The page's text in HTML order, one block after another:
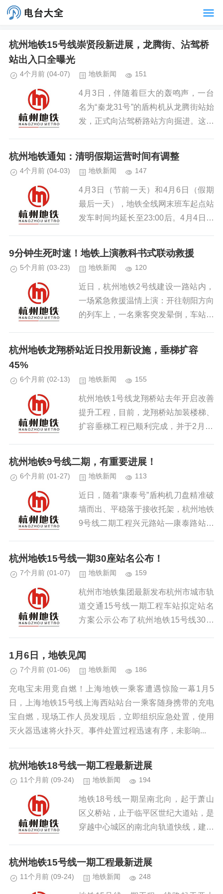
杭州地铁15号线崇贤段新进展，龙腾街、沾驾桥
站出入口全曝光
4个月前 (04-07) 地铁新闻 151
4月3日，伴随着巨大的轰鸣声，一台
名为“秦龙31号”的盾构机从龙腾街站始
发，正式向沾驾桥路站方向掘进。这不
坚阶段，距离我们坐上地铁穿...
杭州地铁通知：清明假期运营时间有调整
4个月前 (04-03) 地铁新闻 147
4月3日（节前一天）和4月6日（假期
最后一天），地铁全线网末班车起点站
发车时间均延长至23:00后。4月4日、
9分钟生死时速！地铁上演教科书式联动救援
5个月前 (03-23) 地铁新闻 120
近日，杭州地铁2号线建设一路站内，
一场紧急救援温情上演：开往朝阳方向
的列车上，一名乘客突发晕倒，车站工
诠释了“地铁速度”与“民生温度...
杭州地铁龙翔桥站近日投用新设施，垂梯扩容
45%
6个月前 (02-13) 地铁新闻 155
杭州地铁1号线龙翔桥站去年开启改善
提升工程，目前，龙翔桥站加装楼梯、
扩容垂梯工程已顺利完成，并于2月12
中，预计2026年3月完成...
杭州地铁9号线二期，有重要进展！
6个月前 (01-27) 地铁新闻 113
近日，随着“康泰号”盾构机刀盘精准破
墙而出、平稳落于接收托架，杭州地铁
9号线二期工程兴元路站—康泰路站区
铁四期建设工程中首条全线“...
杭州地铁15号线一期30座站名公布！
7个月前 (01-07) 地铁新闻 159
杭州市地铁集团最新发布杭州市城市轨
道交通15号线一期工程车站拟定站名
方案公示公布了杭州地铁15号线30座
1月6日，地铁见闻
7个月前 (01-06) 地铁新闻 186
充电宝未用竟自燃！上海地铁一乘客遭遇惊险一幕1月5
日，上海地铁15号线上海西站站台一乘客随身携带的充电
宝自燃，现场工作人员发现后，立即组织应急处置，使用
灭火器迅速将火扑灭。事件处置过程迅速有序，未影响...
杭州地铁18号线一期工程最新进展
11个月前 (09-24) 地铁新闻 194
地铁18号线一期呈南北向，起于萧山
区义桥站，止于临平区世纪大道站，是
穿越中心城区的南北向轨道快线，建成
( 郊)铁路的互联互通,长约...
杭州地铁15号线一期工程最新进展
11个月前 (09-24) 地铁新闻 248